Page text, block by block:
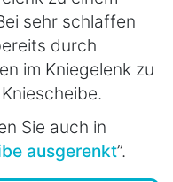
sehr schlaffen
durch
im Kniegelenk zu
Sie auch in
ausgerenkt”.